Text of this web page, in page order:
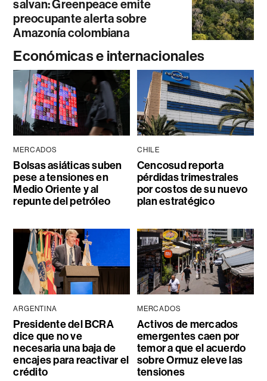
salvan: Greenpeace emite
preocupante alerta sobre
Amazonía colombiana
Económicas e internacionales
MERCADOS
Bolsas asiáticas suben
pese a tensiones en
Medio Oriente y al
repunte del petróleo
CHILE
Cencosud reporta
pérdidas trimestrales
por costos de su nuevo
plan estratégico
ARGENTINA
Presidente del BCRA
dice que no ve
necesaria una baja de
encajes para reactivar el
crédito
MERCADOS
Activos de mercados
emergentes caen por
temor a que el acuerdo
sobre Ormuz eleve las
tensiones